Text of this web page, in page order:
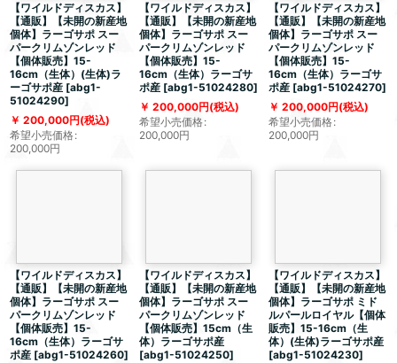
【ワイルドディスカス】
【通販】【未開の新産地
個体】ラーゴサポ スー
パークリムゾンレッド
【個体販売】15-
16cm（生体）(生体)ラ
ーゴサポ産 [abg1-
51024290]
200,000円(税込)
希望小売価格:
200,000円
【ワイルドディスカス】
【通販】【未開の新産地
個体】ラーゴサポ スー
パークリムゾンレッド
【個体販売】15-
16cm（生体）ラーゴサ
ポ産 [abg1-51024280]
200,000円(税込)
希望小売価格:
200,000円
【ワイルドディスカス】
【通販】【未開の新産地
個体】ラーゴサポ スー
パークリムゾンレッド
【個体販売】15-
16cm（生体）ラーゴサ
ポ産 [abg1-51024270]
200,000円(税込)
希望小売価格:
200,000円
【ワイルドディスカス】
【通販】【未開の新産地
個体】ラーゴサポ スー
パークリムゾンレッド
【個体販売】15-
16cm（生体）ラーゴサ
ポ産 [abg1-51024260]
【ワイルドディスカス】
【通販】【未開の新産地
個体】ラーゴサポ スー
パークリムゾンレッド
【個体販売】15cm（生
体）ラーゴサポ産
[abg1-51024250]
【ワイルドディスカス】
【通販】【未開の新産地
個体】ラーゴサポ ミド
ルパールロイヤル【個体
販売】15-16cm（生
体）(生体)ラーゴサポ産
[abg1-51024230]